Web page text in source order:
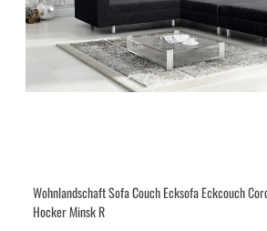
Wohnlandschaft Sofa Couch Ecksofa Eckcouch
Hocker Minsk R